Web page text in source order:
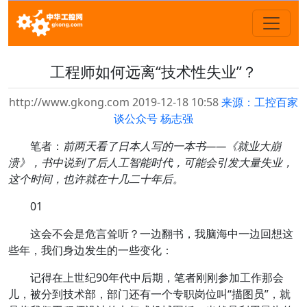
工程师如何远离“技术性失业”？
http://www.gkong.com 2019-12-18 10:58来源：工控百家
谈公众号 杨志强
笔者： 前两天看了日本人写的一本书——《就业大崩
溃》，书中说到了后人工智能时代，可能会引发大量失业，
这个时间，也许就在十几二十年后。
01
这会不会是危言耸听？一边翻书，我脑海中一边回想这
些年，我们身边发生的一些变化：
记得在上世纪90年代中后期，笔者刚刚参加工作那会
儿，被分到技术部，部门还有一个专职岗位叫“描图员”，就